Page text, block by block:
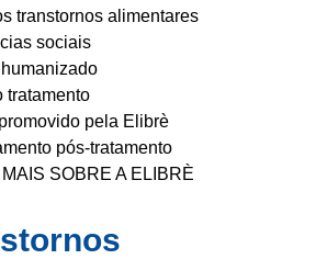
transtornos alimentares
sociais
tratamento
pela Elibrè
pós-tratamento
SOBRE A ELIBRÈ